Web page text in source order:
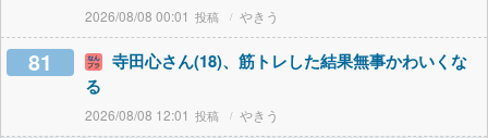
2026/08/08 00:01 やきう
81
寺田心さん(18)、筋トレした結果無事かわいくな
る
2026/08/08 12:01 やきう